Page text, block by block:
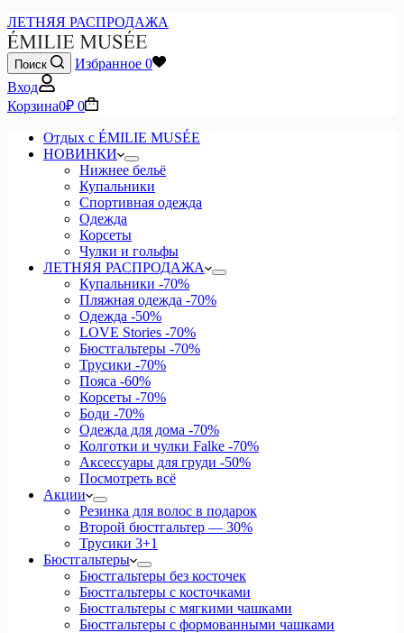
ЛЕТНЯЯ РАСПРОДАЖА
Поиск Избранное 0
Вход
Корзина0₽ 0
Отдых с ÉMILIE MUSÉE
НОВИНКИ
Нижнее бельё
Купальники
Спортивная одежда
Одежда
Корсеты
Чулки и гольфы
ЛЕТНЯЯ РАСПРОДАЖА
Купальники -70%
Пляжная одежда -70%
Одежда -50%
LOVE Stories -70%
Бюстгальтеры -70%
Трусики -70%
Пояса -60%
Корсеты -70%
Боди -70%
Одежда для дома -70%
Колготки и чулки Falke -70%
Аксессуары для груди -50%
Посмотреть всё
Акции
Резинка для волос в подарок
Второй бюстгальтер — 30%
Трусики 3+1
Бюстгальтеры
Бюстгальтеры без косточек
Бюстгальтеры с косточками
Бюстгальтеры с мягкими чашками
Бюстгальтеры с формованными чашками